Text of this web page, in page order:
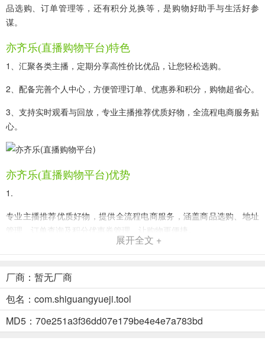
品选购、订单管理等，还有积分兑换等，是购物好助手与生活好参
谋。
亦齐乐(直播购物平台)特色
1、汇聚各类主播，定期分享高性价比优品，让您轻松选购。
2、配备完善个人中心，方便管理订单、优惠券和积分，购物超省心。
3、支持实时观看与回放，专业主播推荐优质好物，全流程电商服务贴
心。
亦齐乐(直播购物平台)优势
1.
专业主播推荐优质好物，提供全流程电商服务，涵盖商品选购、地址
管理、订单查询及积分优惠券管理，让购物更便捷。
汇聚各类主播，定期分享高性价比优品，配备完善个人中心，方便用
户管理订单、优惠券和积分，省心省力。
3.
展开全文 +
厂商：暂无厂商
包名：com.shiguangyueji.tool
MD5：70e251a3f36dd07e179be4e4e7a783bd